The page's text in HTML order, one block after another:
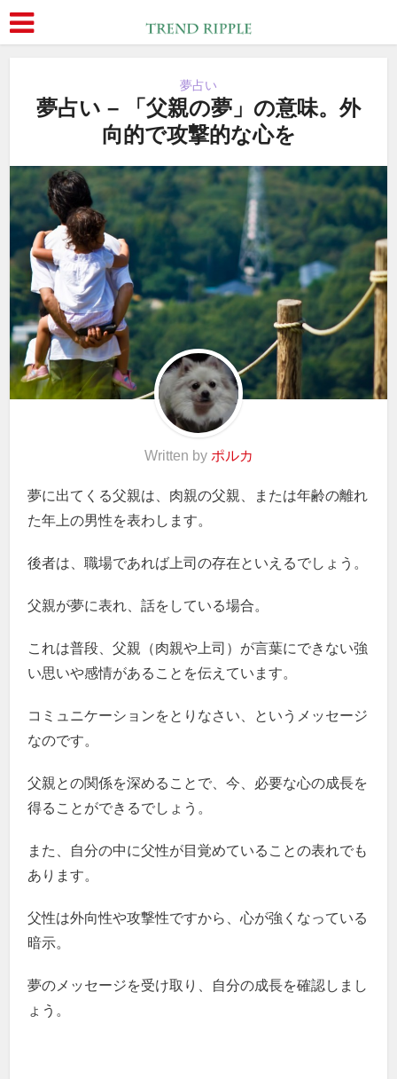
夢占い
夢占い – 「父親の夢」の意味。外
向的で攻撃的な心を
Written by ポルカ
夢に出てくる父親は、肉親の父親、または年齢の離れ
た年上の男性を表わします。
後者は、職場であれば上司の存在といえるでしょう。
父親が夢に表れ、話をしている場合。
これは普段、父親（肉親や上司）が言葉にできない強
い思いや感情があることを伝えています。
コミュニケーションをとりなさい、というメッセージ
なのです。
父親との関係を深めることで、今、必要な心の成長を
得ることができるでしょう。
また、自分の中に父性が目覚めていることの表れでも
あります。
父性は外向性や攻撃性ですから、心が強くなっている
暗示。
夢のメッセージを受け取り、自分の成長を確認しまし
ょう。